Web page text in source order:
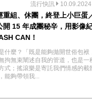
流行快訊 10.09.2024
重組、休團，終登上小巨蛋
開 15 年成團秘辛，用影像
CAN！
什麼？「既是能夠拋開世俗包袱
拘無束闡述自我的管道，也是一
式；搖滾樂是寄託我們情感的載
能夠帶領我...